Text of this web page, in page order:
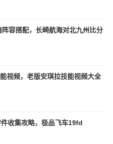
容搭配，长崎航海对北九州比分
视频，老版安琪拉技能视频大全
收集攻略，极品飞车19fd